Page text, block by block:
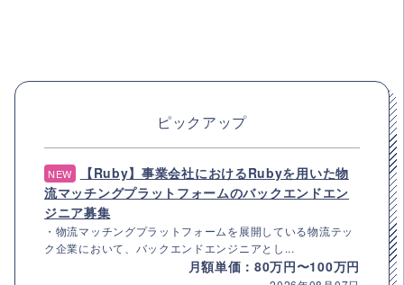
ピックアップ
NEW
【Ruby】事業会社におけるRubyを用いた物
流マッチングプラットフォームのバックエンドエン
ジニア募集
・物流マッチングプラットフォームを展開している物流テッ
ク企業において、バックエンドエンジニアとし...
月額単価：80万円〜100万円